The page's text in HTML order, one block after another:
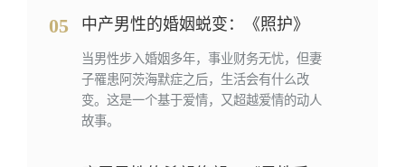
05 中产男性的婚姻蜕变：《照护》
当男性步入婚姻多年，事业财务无忧，但妻
子罹患阿茨海默症之后，生活会有什么改
变。这是一个基于爱情，又超越爱情的动人
故事。